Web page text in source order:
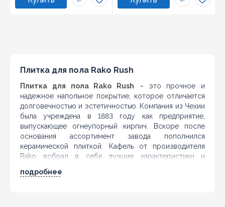
Плитка для пола Rako Rush
Плитка для пола Rako Rush – это прочное и
надежное напольное покрытие, которое отличается
долговечностью и эстетичностью. Компания из Чехии
была учреждена в 1883 году как предприятие,
выпускающее огнеупорный кирпич. Вскоре после
основания ассортимент завода пополнился
керамической плиткой. Кафель от производителя
Rako вобрал в себя лучшие характеристики и
компания постоянно совершенствует технологию
подробнее